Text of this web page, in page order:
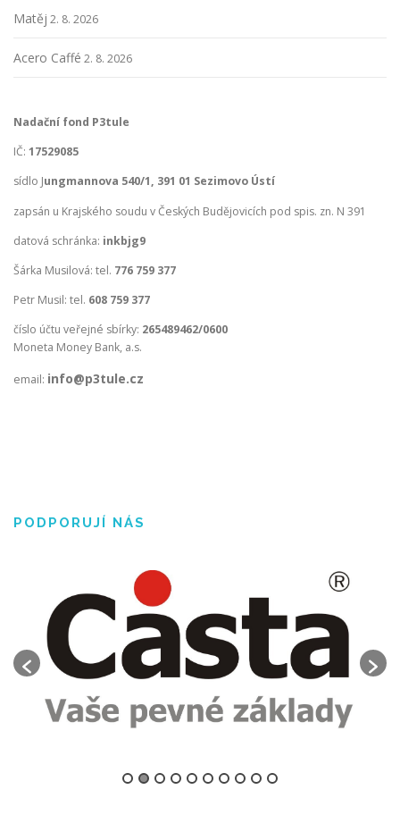
Matěj 2. 8. 2026
Acero Caffé 2. 8. 2026
Nadační fond P3tule
IČ: 17529085
sídlo Jungmannova 540/1, 391 01 Sezimovo Ústí
zapsán u Krajského soudu v Českých Budějovicích pod spis. zn. N 391
datová schránka: inkbjg9
Šárka Musilová: tel. 776 759 377
Petr Musil: tel. 608 759 377
číslo účtu veřejné sbírky: 265489462/0600
Moneta Money Bank, a.s.
email: info@p3tule.cz
PODPORUJÍ NÁS